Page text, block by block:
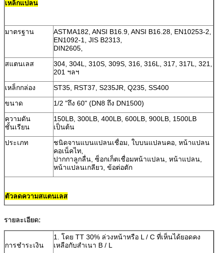
เหล็กแปลน
มาตรฐาน
ASTMA182, ANSI B16.9, ANSI B16.28, EN10253-2,
EN1092-1, JIS B2313,
DIN2605,
สแตนเลส
304, 304L, 310S, 309S, 316, 316L, 317, 317L, 321,
201 ฯลฯ
เหล็กกล่อง
ST35, RST37, S235JR, Q235, SS400
ขนาด
1/2 "ถึง 60" (DN8 ถึง DN1500)
ความดัน
ชั้นเรียน
150LB, 300LB, 400LB, 600LB, 900LB, 1500LB
เป็นต้น
ประเภท
ชนิดจานแบนแปลนเชื่อม, ใบบนแปลนคอ, หน้าแปลน
คอเน็คไท,
ปากกาลูกลื่น, ซ็อกเก็ตเชื่อมหน้าแปลน, หน้าแปลน,
หน้าแปลนเกลียว, ข้อต่อตัก
ตัวลดความสแตนเลส
มาตรฐาน
16.9
วัสดุ
304, 304L, 310S, 309S, 316, 316L, 317, 317L,
รายละเอียด:
การชำระเงิน
1. โดย TT 30% ล่วงหน้าหรือ L / C ที่เห็นได้ยอดคง
เหลือกับสำเนา B / L